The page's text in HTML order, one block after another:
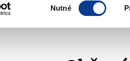
Nutné
dluhopisech